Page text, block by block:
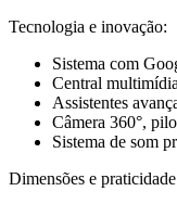
Tecnologia e inovação:
Sistema com
Central
Assistentes
Câmera 360°,
Sistema de som
Dimensões e